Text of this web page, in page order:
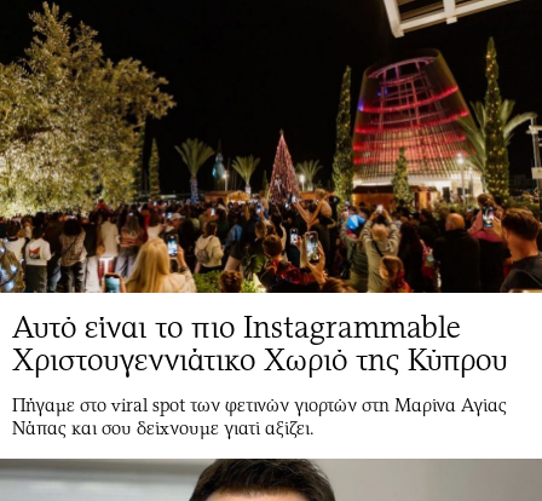
Αυτό είναι το πιο Instagrammable
Χριστουγεννιάτικο Χωριό της Κύπρου
Πήγαμε στο viral spot των φετινών γιορτών στη Μαρίνα Αγίας
Νάπας και σου δείχνουμε γιατί αξίζει.